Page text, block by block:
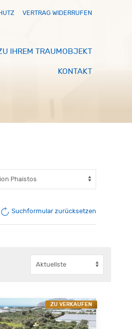
VERTRAG WIDERRUFEN
IHREM TRAUMOBJEKT
KONTAKT
Suchformular zurücksetzen
ZU VERKAUFEN